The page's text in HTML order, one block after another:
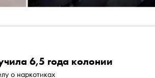
6,5 года колонии
о наркотиках